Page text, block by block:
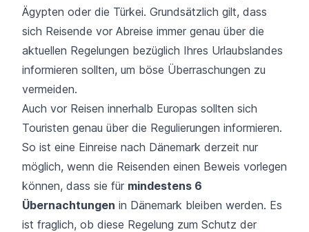
Ägypten oder die Türkei. Grundsätzlich gilt, dass
sich Reisende vor Abreise immer genau über die
aktuellen Regelungen bezüglich Ihres Urlaubslandes
informieren sollten, um böse Überraschungen zu
vermeiden.
Auch vor Reisen innerhalb Europas sollten sich
Touristen genau über die Regulierungen informieren.
So ist eine Einreise nach Dänemark derzeit nur
möglich, wenn die Reisenden einen Beweis vorlegen
können, dass sie für mindestens 6
Übernachtungen in Dänemark bleiben werden. Es
ist fraglich, ob diese Regelung zum Schutz der